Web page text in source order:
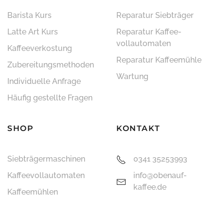
Barista Kurs
Latte Art Kurs
Kaffeeverkostung
Zubereitungsmethoden
Individuelle Anfrage
Häufig gestellte Fragen
Reparatur Siebträger
Reparatur Kaffee­
vollautomaten
Reparatur Kaffeemühle
Wartung
SHOP
Siebträger­maschinen
Kaffee­vollautomaten
Kaffeemühlen
KONTAKT
0341 35253993
info@obenauf-
kaffee.de